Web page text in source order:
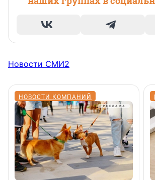
Новости СМИ2
НОВОСТИ КОМПАНИЙ